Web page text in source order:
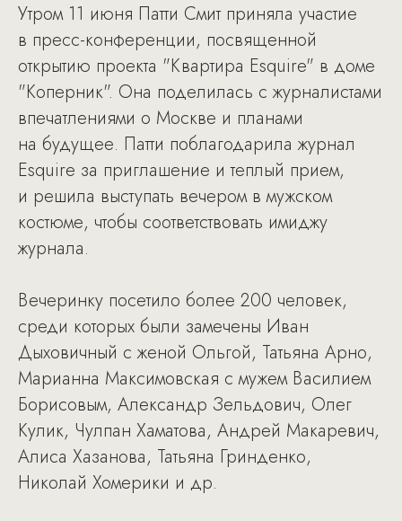
Утром 11 июня Патти Смит приняла участие
в пресс-конференции, посвященной
открытию проекта "Квартира Esquire" в доме
"Коперник". Она поделилась с журналистами
впечатлениями о Москве и планами
на будущее. Патти поблагодарила журнал
Esquire за приглашение и теплый прием,
и решила выступать вечером в мужском
костюме, чтобы соответствовать имиджу
журнала.
Вечеринку посетило более 200 человек,
среди которых были замечены Иван
Дыховичный с женой Ольгой, Татьяна Арно,
Марианна Максимовская с мужем Василием
Борисовым, Александр Зельдович, Олег
Кулик, Чулпан Хаматова, Андрей Макаревич,
Алиса Хазанова, Татьяна Гринденко,
Николай Хомерики и др.